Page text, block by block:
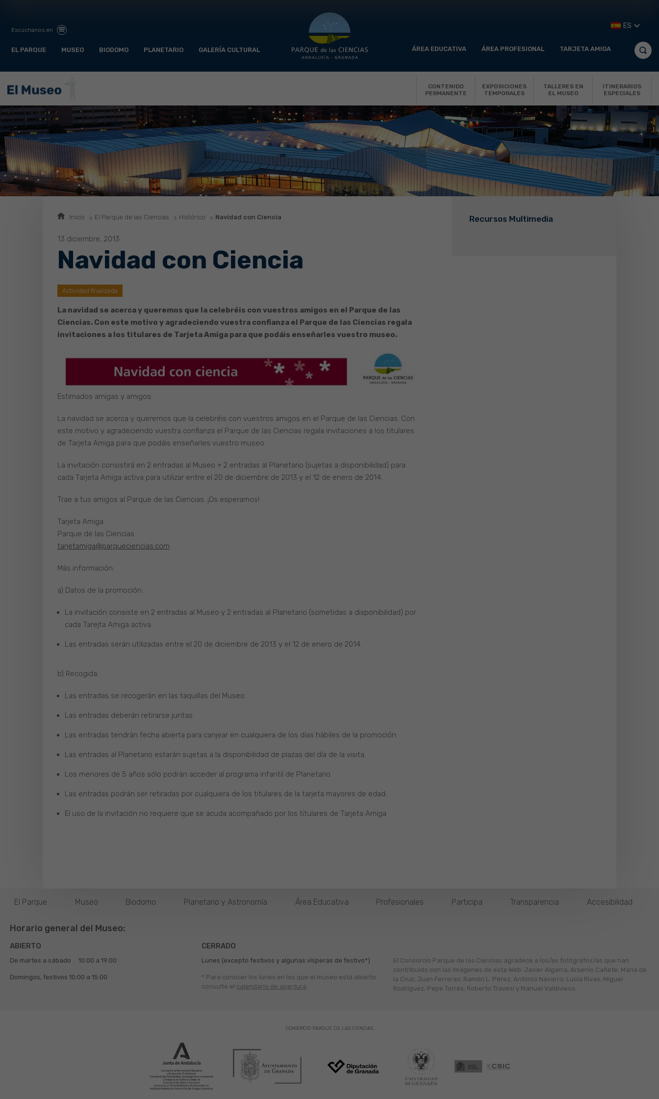
Escúchanos en
EL PARQUE MUSEO BIODOMO PLANETARIO GALERÍA CULTURAL ÁREA EDUCATIVA ÁREA PROFESIONAL TARJETA AMIGA
ES
CONTENIDO
PERMANENTE
EXPOSICIONES
TEMPORALES
TALLERES EN
EL MUSEO
ITINERARIOS
ESPECIALES
Inicio El Parque de las Ciencias Histórico Navidad con Ciencia
13 diciembre, 2013
Navidad con Ciencia
Actividad finalizada
La navidad se acerca y queremos que la celebréis con vuestros amigos en el Parque de las
Ciencias. Con este motivo y agradeciendo vuestra confianza el Parque de las Ciencias regala
invitaciones a los titulares de Tarjeta Amiga para que podáis enseñarles vuestro museo.
Estimados amigas y amigos:
La navidad se acerca y queremos que la celebréis con vuestros amigos en el Parque de las Ciencias. Con
este motivo y agradeciendo vuestra confianza el Parque de las Ciencias regala invitaciones a los titulares
de Tarjeta Amiga para que podáis enseñarles vuestro museo.
La invitación consistirá en 2 entradas al Museo + 2 entradas al Planetario (sujetas a disponibilidad) para
cada Tarjeta Amiga activa para utilizar entre el 20 de diciembre de 2013 y el 12 de enero de 2014.
Trae a tus amigos al Parque de las Ciencias. ¡Os esperamos!
Tarjeta Amiga
Parque de las Ciencias
tarjetamiga@parqueciencias.com
Más información:
a) Datos de la promoción:
La invitación consiste en 2 entradas al Museo y 2 entradas al Planetario (sometidas a disponibilidad) por
cada Tarejta Amiga activa.
Las entradas serán utilizadas entre el 20 de diciembre de 2013 y el 12 de enero de 2014.
b) Recogida:
Las entradas se recogerán en las taquillas del Museo.
Las entradas deberán retirarse juntas.
Las entradas tendrán fecha abierta para canjear en cualquiera de los días hábiles de la promoción.
Las entradas al Planetario estarán sujetas a la disponibilidad de plazas del día de la visita.
Los menores de 5 años sólo podrán acceder al programa infantil de Planetario.
Las entradas podrán ser retiradas por cualquiera de los titulares de la tarjeta mayores de edad.
El uso de la invitación no requiere que se acuda acompañado por los titulares de Tarjeta Amiga
Recursos Multimedia
El Parque Museo Biodomo Planetario y Astronomía Área Educativa Profesionales Participa Transparencia Accesibilidad
Horario general del Museo:
ABIERTO
De martes a sábado 10:00 a 19:00
Domingos, festivos 10:00 a 15:00
CERRADO
Lunes (excepto festivos y algunas vísperas de festivo*)
* Para conocer los lunes en los que el museo está abierto
consulte el calendario de apertura
El Consorcio Parque de las Ciencias agradece a los/as fotógráfos/as que han
contribuido con las imágenes de esta Web: Javier Algarra; Arsenio Cañete; María de
la Cruz; Juan Ferreras; Ramón L. Pérez; Antonio Navarro; Lucía Rivas; Miguel
Rodríguez; Pepe Torres; Roberto Travesí y Manuel Valdivieso.
CONSORCIO PARQUE DE LAS CIENCIAS